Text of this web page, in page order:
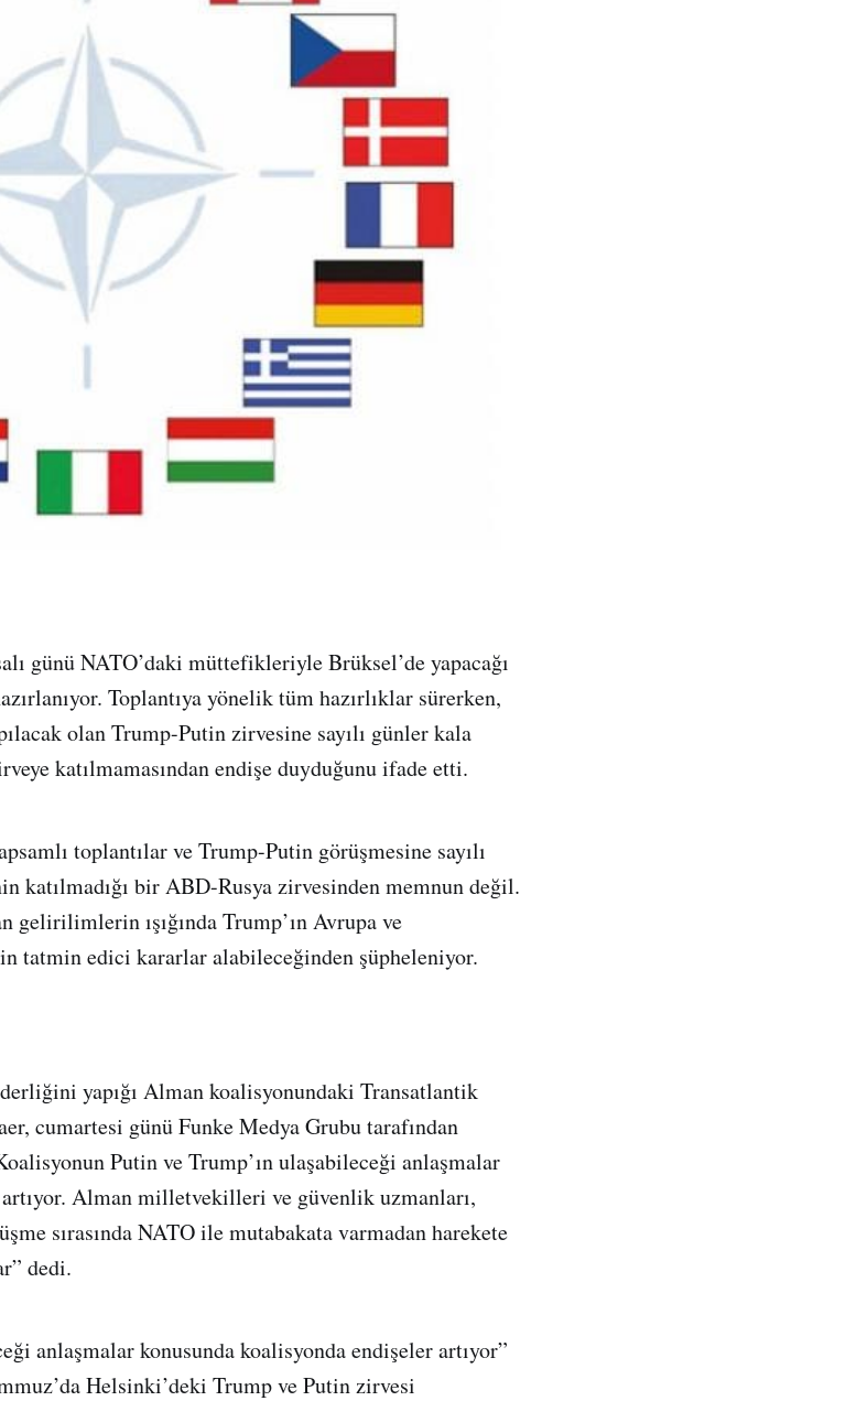
günü NATO’daki müttefikleriyle Brüksel’de yapacağı
Toplantıya yönelik tüm hazırlıklar sürerken,
olan Trump-Putin zirvesine sayılı günler kala
katılmamasından endişe duyduğunu ifade etti.
toplantılar ve Trump-Putin görüşmesine sayılı
katılmadığı bir ABD-Rusya zirvesinden memnun değil.
gelirilimlerin ışığında Trump’ın Avrupa ve
tatmin edici kararlar alabileceğinden şüpheleniyor.
yapığı Alman koalisyonundaki Transatlantik
cumartesi günü Funke Medya Grubu tarafından
Putin ve Trump’ın ulaşabileceği anlaşmalar
Alman milletvekilleri ve güvenlik uzmanları,
sırasında NATO ile mutabakata varmadan harekete
dedi.
anlaşmalar konusunda koalisyonda endişeler artıyor”
Helsinki’deki Trump ve Putin zirvesi